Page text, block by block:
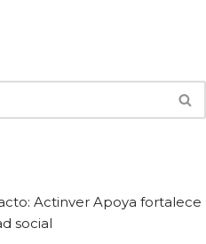
Actinver Apoya fortalece
social